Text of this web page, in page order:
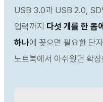
USB 3.0과 USB 2.0, SD
입력까지 다섯 개를 한 몸에
하나에 꽂으면 필요한 단
노트북에서 아쉬웠던 확